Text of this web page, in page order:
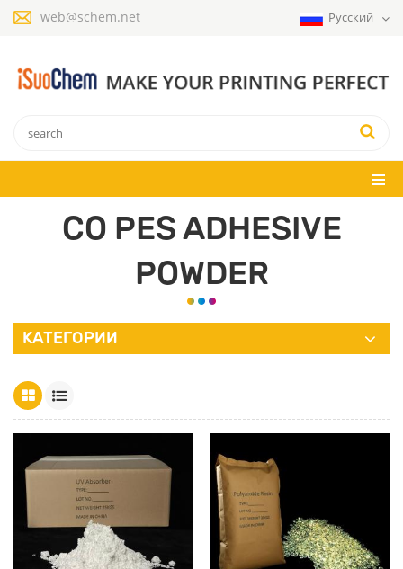
web@schem.net Русский
CO PES ADHESIVE
POWDER
КАТЕГОРИИ